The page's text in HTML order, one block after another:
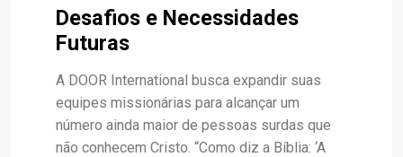
Desafios e Necessidades
Futuras
A DOOR International busca expandir suas
equipes missionárias para alcançar um
número ainda maior de pessoas surdas que
não conhecem Cristo. “Como diz a Bíblia: ‘A